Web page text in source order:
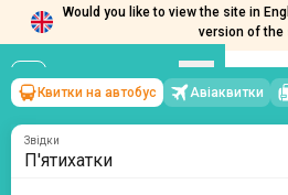
Would you like to view the site in
version of the
П'ятихатки→
сб, 8 серпня/1 пасажир
Квитки на автобус Авіаквитки
Звідки